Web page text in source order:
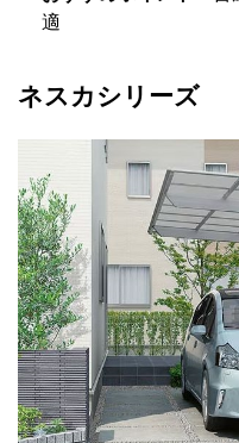
適
ネスカシリーズ